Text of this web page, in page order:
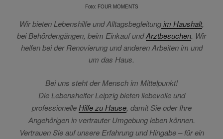
Foto: FOUR MOMENTS
Wir bieten Lebenshilfe und Alltagsbegleitungim Haushalt,
bei Behördengängen, beim Einkauf undArztbesuchen. Wir
helfen bei der Renovierung und anderen Arbeiten im und
um das Haus.
Bei uns steht der Mensch im Mittelpunkt!
Die Lebenshelfer Leipzig bieten liebevolle und
professionelleHilfe zu Hause, damit Sie oder Ihre
Angehörigen in vertrauter Umgebung leben können.
Vertrauen Sie auf unsere Erfahrung und Hingabe – für ein